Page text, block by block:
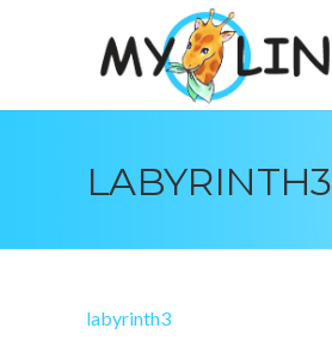
LABYRINTH3
labyrinth3